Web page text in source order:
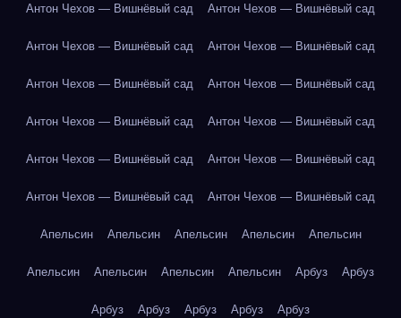
Антон Чехов — Вишнёвый сад Антон Чехов — Вишнёвый сад
Антон Чехов — Вишнёвый сад Антон Чехов — Вишнёвый сад
Антон Чехов — Вишнёвый сад Антон Чехов — Вишнёвый сад
Антон Чехов — Вишнёвый сад Антон Чехов — Вишнёвый сад
Антон Чехов — Вишнёвый сад Антон Чехов — Вишнёвый сад
Антон Чехов — Вишнёвый сад Антон Чехов — Вишнёвый сад
Апельсин Апельсин Апельсин Апельсин Апельсин
Апельсин Апельсин Апельсин Апельсин Арбуз Арбуз
Арбуз Арбуз Арбуз Арбуз Арбуз